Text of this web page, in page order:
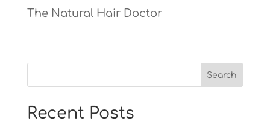
The Natural Hair Doctor
Recent Posts